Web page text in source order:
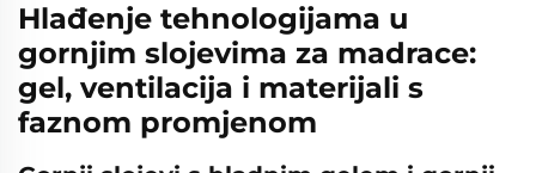
Hlađenje tehnologijama u
gornjim slojevima za madrace:
gel, ventilacija i materijali s
faznom promjenom